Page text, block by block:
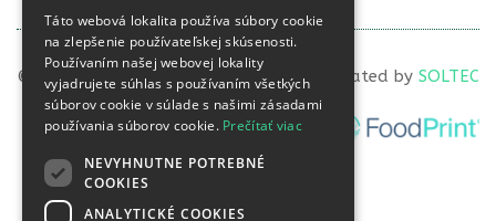
© 2022 VITAL LIFE diagnostics, s.r.o. | Created by SOLTEC
Táto webová lokalita používa súbory cookie
na zlepšenie používateľskej skúsenosti.
Používaním našej webovej lokality
vyjadrujete súhlas s používaním všetkých
súborov cookie v súlade s našimi zásadami
používania súborov cookie. Prečítať viac
NEVYHNUTNE POTREBNÉ
COOKIES
ANALYTICKÉ COOKIES